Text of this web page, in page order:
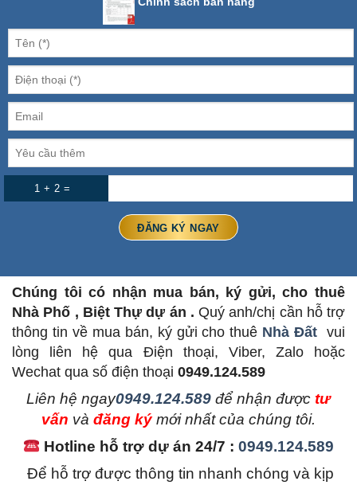
1 + 2 =
Chúng tôi có nhận mua bán, ký gửi, cho thuê
Nhà Phố , Biệt Thự dự án . Quý anh/chị cần hỗ trợ
thông tin về mua bán, ký gửi cho thuê Nhà Đất vui
lòng liên hệ qua Điện thoại, Viber, Zalo hoặc
Wechat qua số điện thoại 0949.124.589
Liên hệ ngay0949.124.589 để nhận được tư
vấn và đăng kýmới nhất của chúng tôi.
Hotline hỗ trợ dự án 24/7 :0949.124.589
Để hỗ trợ được thông tin nhanh chóng và kịp